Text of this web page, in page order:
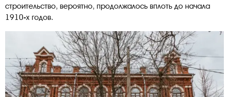
строительство, вероятно, продолжалось вплоть до начала
1910-х годов.